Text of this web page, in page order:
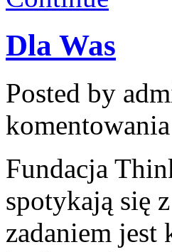
Dla Was
Posted by
komentowania
Fundacja
spotykają się
zadaniem jest